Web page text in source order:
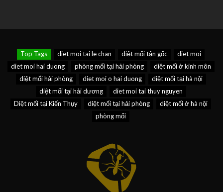
Top Tags diet moi tai le chan diệt mối tận gốc
diet moi
diet moi hai duong
phòng mối tại hải phòng
diệt mối ở kinh môn
diệt mối hải phòng
diet moi o hai duong
diệt mối tại hà nội
diệt mối tại hải dương
diet moi tai thuy nguyen
Diệt mối tại Kiến Thụy
diệt mối tại hải phòng
diệt mối ở hà nội
phòng mối